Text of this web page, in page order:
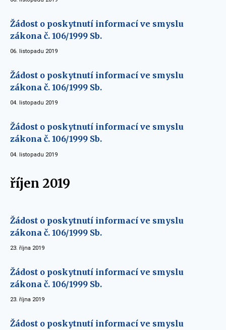
Žádost o poskytnutí informací ve smyslu
zákona č. 106/1999 Sb.
06. listopadu 2019
Žádost o poskytnutí informací ve smyslu
zákona č. 106/1999 Sb.
04. listopadu 2019
Žádost o poskytnutí informací ve smyslu
zákona č. 106/1999 Sb.
04. listopadu 2019
říjen 2019
Žádost o poskytnutí informací ve smyslu
zákona č. 106/1999 Sb.
23. října 2019
Žádost o poskytnutí informací ve smyslu
zákona č. 106/1999 Sb.
23. října 2019
Žádost o poskytnutí informací ve smyslu